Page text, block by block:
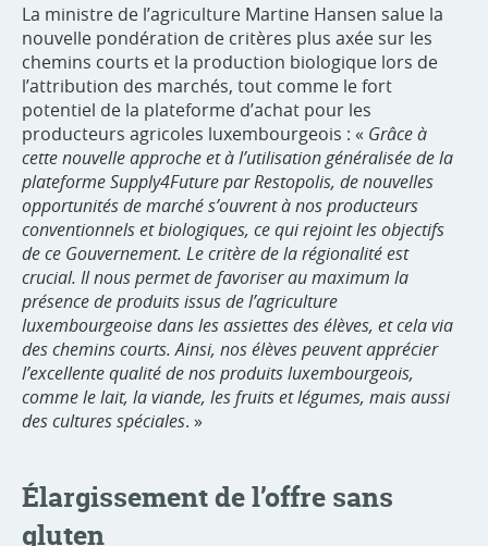
La ministre de l’agriculture Martine Hansen salue la
nouvelle pondération de critères plus axée sur les
chemins courts et la production biologique lors de
l’attribution des marchés, tout comme le fort
potentiel de la plateforme d’achat pour les
producteurs agricoles luxembourgeois : « Grâce à
cette nouvelle approche et à l’utilisation généralisée de la
plateforme Supply4Future par Restopolis, de nouvelles
opportunités de marché s’ouvrent à nos producteurs
conventionnels et biologiques, ce qui rejoint les objectifs
de ce Gouvernement. Le critère de la régionalité est
crucial. Il nous permet de favoriser au maximum la
présence de produits issus de l’agriculture
luxembourgeoise dans les assiettes des élèves, et cela via
des chemins courts. Ainsi, nos élèves peuvent apprécier
l’excellente qualité de nos produits luxembourgeois,
comme le lait, la viande, les fruits et légumes, mais aussi
des cultures spéciales. »
Élargissement de l’offre sans
gluten